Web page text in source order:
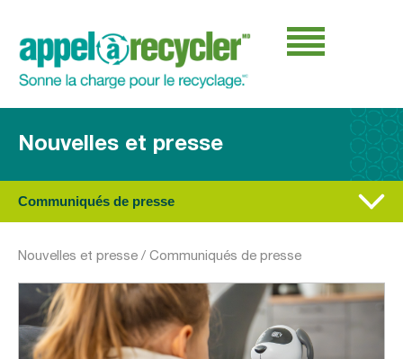
Nouvelles et presse
Communiqués de presse
Nouvelles et presse / Communiqués de presse